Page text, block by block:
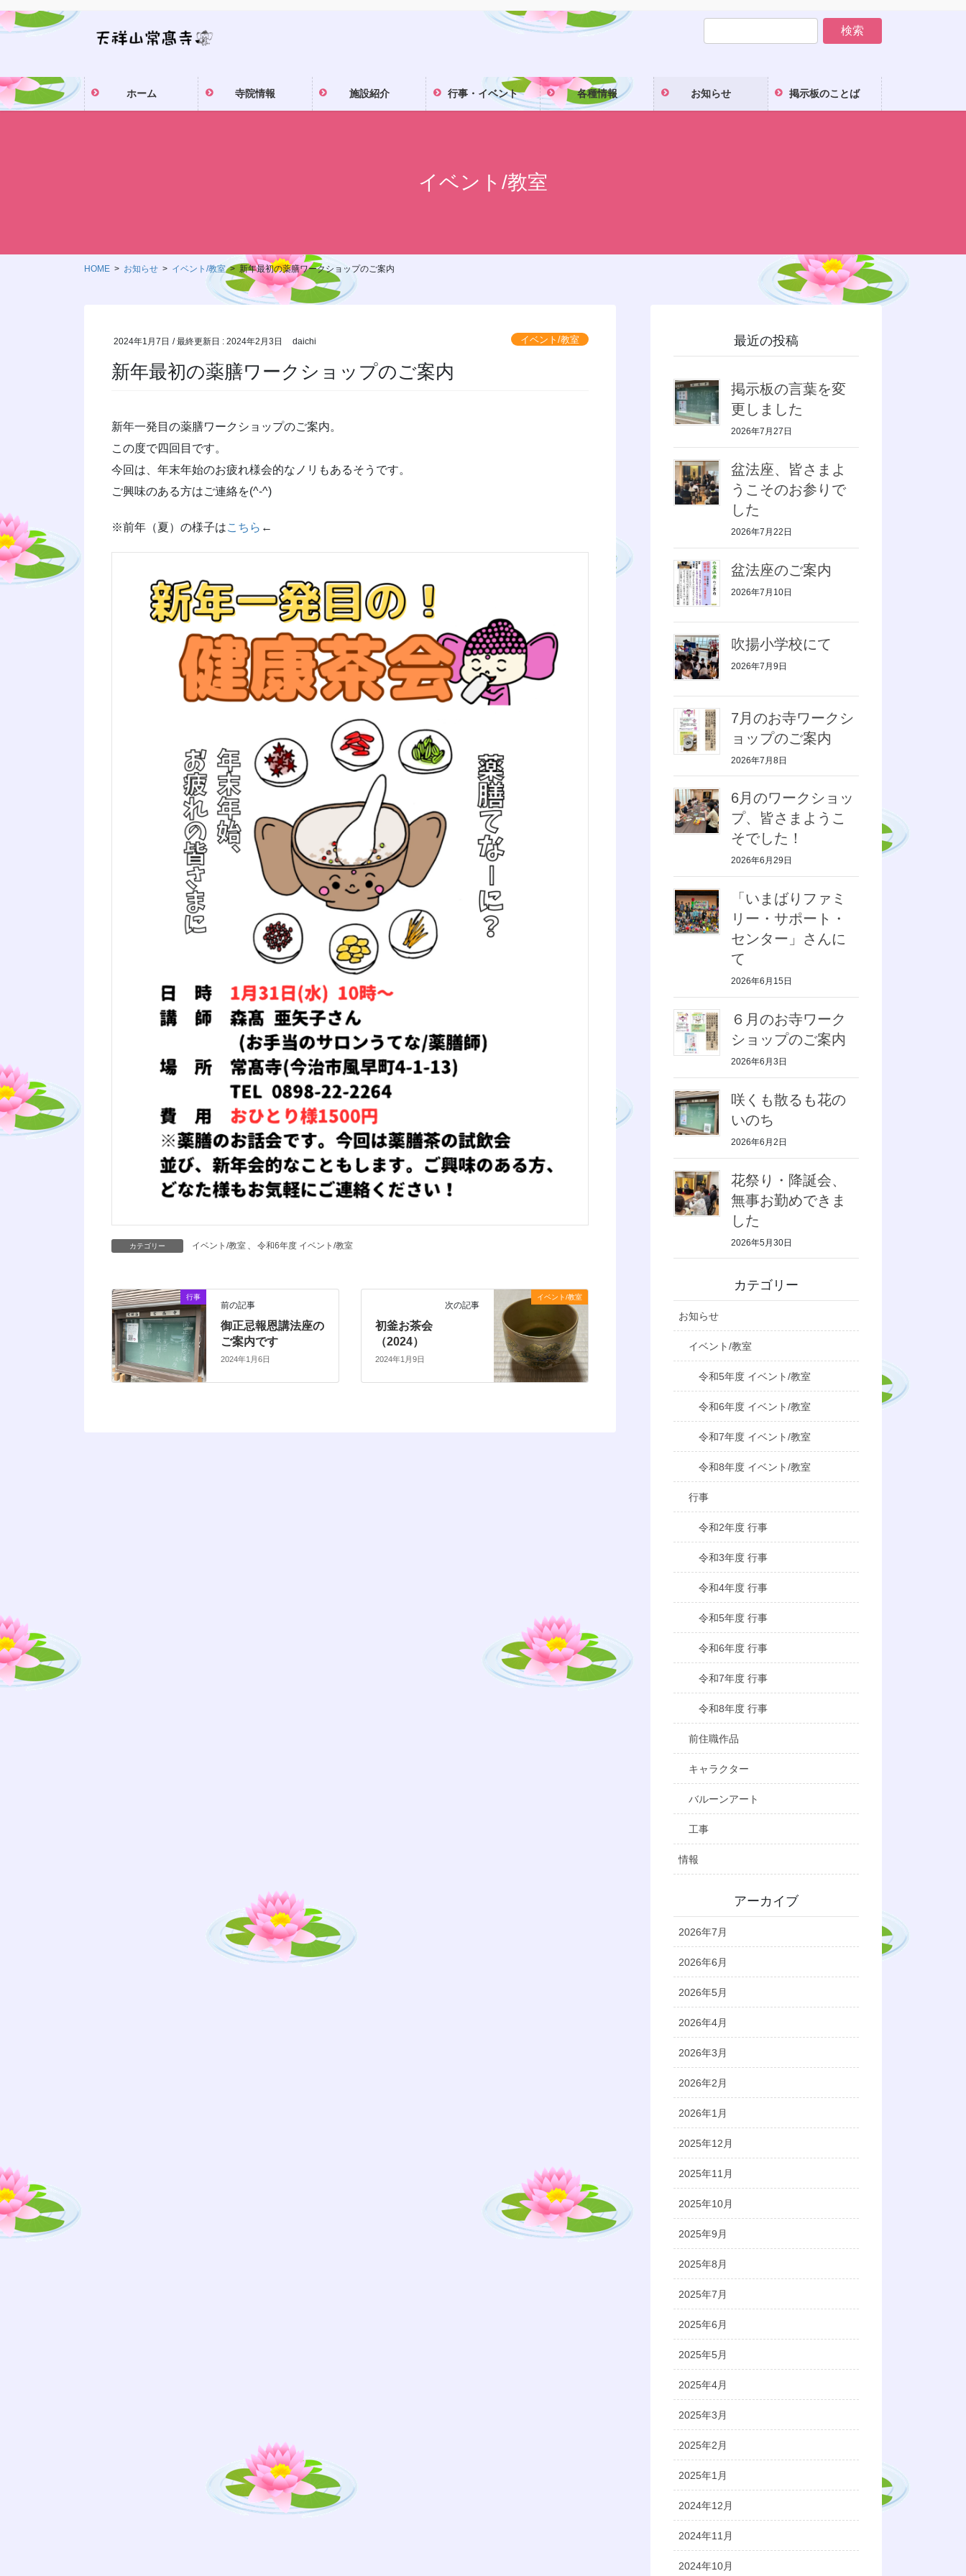
ン
ツ
に
移
ビ
シ
ョ
ン
ホーム 寺院情報 施設紹介 行事・イベント 各種情報 お知らせ 掲示板のことば
イベント/教室
HOME お知らせ イベント/教室 新年最初の薬膳ワークショップのご案内
2024年1月7日 / 最終更新日 :2024年2月3日 daichi イベント/教室
新年最初の薬膳ワークショップのご案内
新年一発目の薬膳ワークショップのご案内。
この度で四回目です。
今回は、年末年始のお疲れ様会的なノリもあるそうです。
ご興味のある方はご連絡を(^-^)
※前年（夏）の様子はこちら ←
カテゴリー イベント/教室 、 令和6年度 イベント/教室
行事
前の記事
御正忌報恩講法座の
ご案内です
2024年1月6日
イベント/教室
次の記事
初釜お茶会
（2024）
2024年1月9日
最近の投稿
掲示板の言葉を変
更しました
2026年7月27日
盆法座、皆さまよ
うこそのお参りで
した
2026年7月22日
盆法座のご案内
2026年7月10日
吹揚小学校にて
2026年7月9日
7月のお寺ワークシ
ョップのご案内
2026年7月8日
6月のワークショッ
プ、皆さまようこ
そでした！
2026年6月29日
「いまばりファミ
リー・サポート・
センター」さんに
て
2026年6月15日
６月のお寺ワーク
ショップのご案内
2026年6月3日
咲くも散るも花の
いのち
2026年6月2日
花祭り・降誕会、
無事お勤めできま
した
2026年5月30日
カテゴリー
お知らせ
イベント/教室
令和5年度 イベント/教室
令和6年度 イベント/教室
令和7年度 イベント/教室
令和8年度 イベント/教室
行事
令和2年度 行事
令和3年度 行事
令和4年度 行事
令和5年度 行事
令和6年度 行事
令和7年度 行事
令和8年度 行事
前住職作品
キャラクター
バルーンアート
工事
情報
アーカイブ
2026年7月
2026年6月
2026年5月
2026年4月
2026年3月
2026年2月
2026年1月
2025年12月
2025年11月
2025年10月
2025年9月
2025年8月
2025年7月
2025年6月
2025年5月
2025年4月
2025年3月
2025年2月
2025年1月
2024年12月
2024年11月
2024年10月